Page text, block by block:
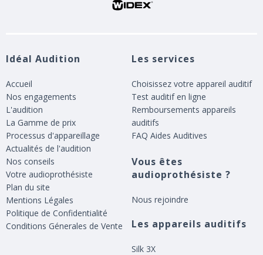
Idéal Audition
Accueil
Nos engagements
L'audition
La Gamme de prix
Processus d'appareillage
Actualités de l'audition
Nos conseils
Votre audioprothésiste
Plan du site
Mentions Légales
Politique de Confidentialité
Conditions Génerales de Vente
Les services
Choisissez votre appareil auditif
Test auditif en ligne
Remboursements appareils
auditifs
FAQ Aides Auditives
Vous êtes
audioprothésiste ?
Nous rejoindre
Les appareils auditifs
Silk 3X